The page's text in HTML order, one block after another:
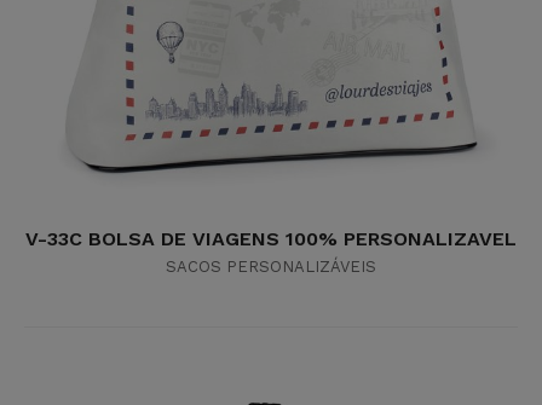
V-33C BOLSA DE VIAGENS 100% PERSONALIZAVEL
SACOS PERSONALIZÁVEIS